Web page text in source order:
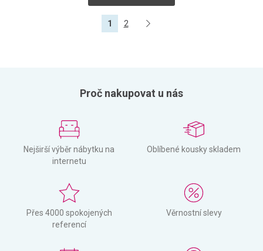
1 2
Proč nakupovat u nás
Nejširší výběr nábytku na
internetu
Oblíbené kousky skladem
Přes 4000 spokojených
referencí
Věrnostní slevy